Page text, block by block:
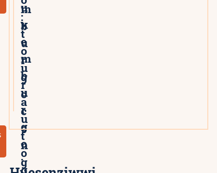
m
b
u
r
g
o
c
o
n
g
:
t
o
u
r
a
u
t
o
g
u
x
e
m
b
u
r
g
o
: